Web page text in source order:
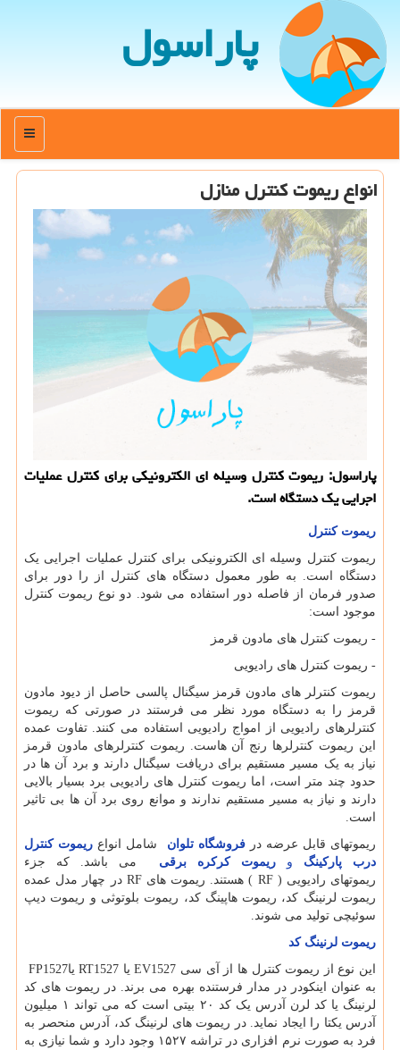
پاراسول
منو
انواع ریموت كنترل منازل
پاراسول: ریموت كنترل وسیله ای الكترونیكی برای كنترل عملیات
اجرایی یك دستگاه است.
ریموت کنترل
ریموت کنترل وسیله ای الکترونیکی برای کنترل عملیات اجرایی یک
دستگاه است. به طور معمول دستگاه های کنترل از را دور برای
صدور فرمان از فاصله دور استفاده می شود. دو نوع ریموت کنترل
موجود است:
- ریموت کنترل های مادون قرمز
- ریموت کنترل های رادیویی
ریموت کنترلر های مادون قرمز سیگنال پالسی حاصل از دیود مادون
قرمز را به دستگاه مورد نظر می فرستند در صورتی که ریموت
کنترلرهای رادیویی از امواج رادیویی استفاده می کنند. تفاوت عمده
این ریموت کنترلرها رنج آن هاست. ریموت کنترلرهای مادون قرمز
نیاز به یک مسیر مستقیم برای دریافت سیگنال دارند و برد آن ها در
حدود چند متر است، اما ریموت کنترل های رادیویی برد بسیار بالایی
دارند و نیاز به مسیر مستقیم ندارند و موانع روی برد آن ها بی تاثیر
است.
ریموتهای قابل عرضه درفروشگاه تلوان شامل انواع ریموت کنترل
درب پارکینگ وریموت کرکره برقی می باشد. که جزء
ریموتهای رادیویی ( RF ) هستند. ریموت های RFدر چهار مدل عمده
ریموت لرنینگ کد، ریموت هاپینگ کد، ریموت بلوتوثی و ریموت دیپ
سوئیچی تولید می شوند.
ریموت لرنینگ کد
این نوع از ریموت کنترل ها از آی سی EV1527 یا RT1527 یاFP1527
به عنوان اینکودر در مدار فرستنده بهره می برند. در ریموت های کد
لرنینگ یا کد لرن آدرس یک کد ۲۰ بیتی است که می تواند ۱ میلیون
آدرس یکتا را ایجاد نماید. در ریموت های لرنینگ کد، آدرس منحصر به
فرد به صورت نرم افزاری در تراشه ۱۵۲۷ وجود دارد و شما نیازی به